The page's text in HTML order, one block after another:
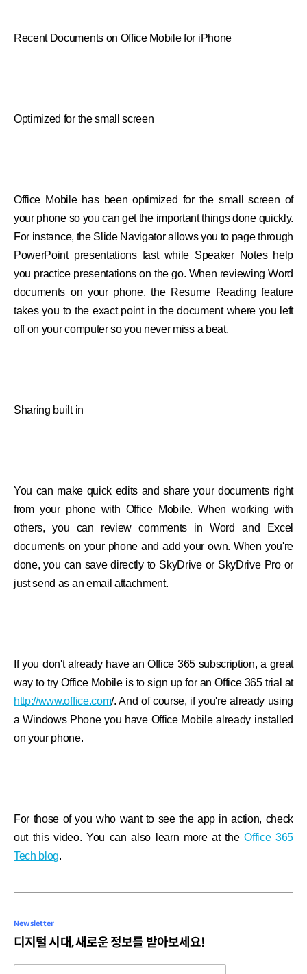
Recent Documents on Office Mobile for iPhone
Optimized for the small screen
Office Mobile has been optimized for the small screen of
your phone so you can get the important things done quickly.
For instance, the Slide Navigator allows you to page through
PowerPoint presentations fast while Speaker Notes help
you practice presentations on the go. When reviewing Word
documents on your phone, the Resume Reading feature
takes you to the exact point in the document where you left
off on your computer so you never miss a beat.
Sharing built in
You can make quick edits and share your documents right
from your phone with Office Mobile. When working with
others, you can review comments in Word and Excel
documents on your phone and add your own. When you're
done, you can save directly to SkyDrive or SkyDrive Pro or
just send as an email attachment.
If you don't already have an Office 365 subscription, a great
way to try Office Mobile is to sign up for an Office 365 trial at
http://www.office.com/. And of course, if you're already using
a Windows Phone you have Office Mobile already installed
on your phone.
For those of you who want to see the app in action, check
out this video. You can also learn more at theOffice 365
Tech blog.
Newsletter
디지털 시대, 새로운 정보를 받아보세요!